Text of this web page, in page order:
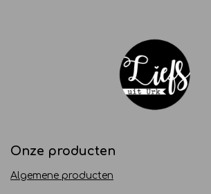
Onze producten
Algemene producten